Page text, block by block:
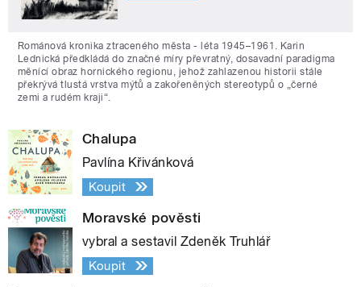
Románová kronika ztraceného města - léta 1945–1961. Karin
Lednická předkládá do značné míry převratný, dosavadní paradigma
měnící obraz hornického regionu, jehož zahlazenou historii stále
překrývá tlustá vrstva mýtů a zakořeněných stereotypů o „černé
zemi a rudém kraji“.
Chalupa
Pavlína Křivánková
Koupit
Moravské pověsti
vybral a sestavil Zdeněk Truhlář
Koupit